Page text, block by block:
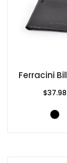
Ferracini
$37.98